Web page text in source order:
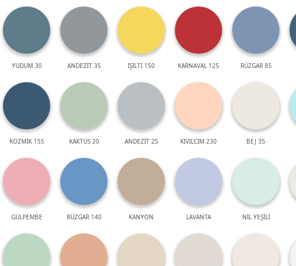
YUDUM 30 ANDEZİT 35 IŞILTI 150 KARNAVAL 125 RÜZGAR 85
KOZMİK 155 KAKTÜS 20 ANDEZİT 25 KIVILCIM 230 BEJ 35
GÜLPEMBE RÜZGAR 140 KANYON LAVANTA NİL YEŞİLİ